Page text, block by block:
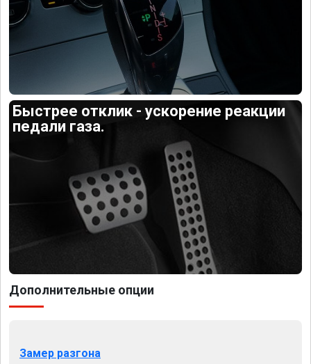
Быстрее отклик - ускорение реакции
педали газа.
Дополнительные опции
Замер разгона